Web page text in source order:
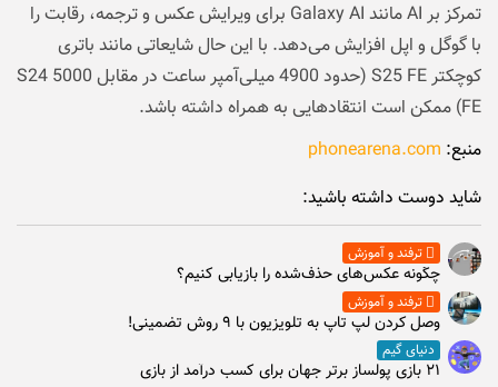
تمرکز بر AI مانند Galaxy AI برای ویرایش عکس و ترجمه، رقابت را
با گوگل و اپل افزایش می‌دهد. با این حال شایعاتی مانند باتری
کوچکتر S25 FE (حدود 4900 میلی‌آمپر ساعت در مقابل 5000 S24
FE) ممکن است انتقادهایی به همراه داشته باشد.
منبع: phonearena.com
شاید دوست داشته باشید:
ترفند و آموزش
چگونه عکس‌های حذف‌شده را بازیابی کنیم؟
ترفند و آموزش
وصل كردن لپ تاپ به تلويزيون با ۹ روش تضمینی!
دنیای گیم
۲۱ بازی پولساز برتر جهان برای کسب درآمد از بازی